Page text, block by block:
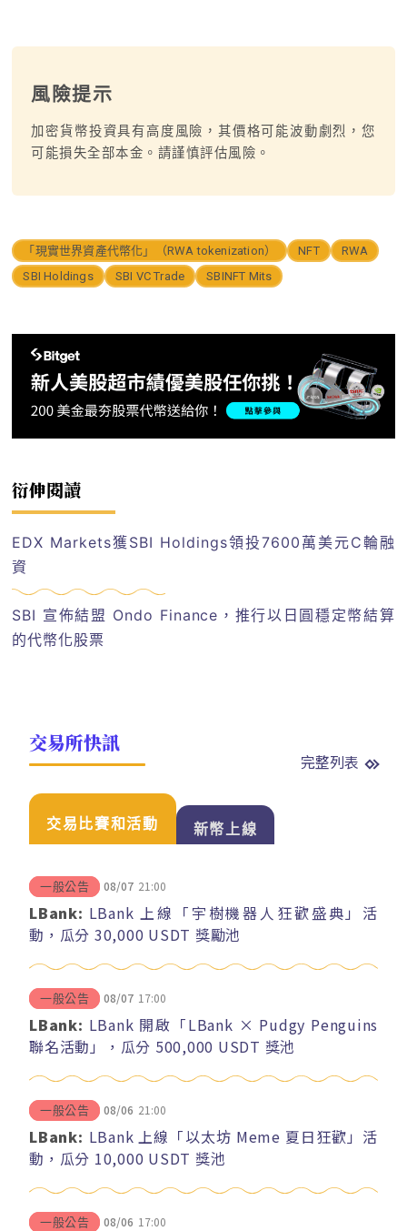
風險提示
加密貨幣投資具有高度風險，其價格可能波動劇烈，您
可能損失全部本金。請謹慎評估風險。
「現實世界資產代幣化」（RWA tokenization） NFT
RWA
SBI Holdings
SBI VC Trade SBINFT Mits
衍伸閱讀
EDX Markets獲SBI Holdings領投7600萬美元C輪融
資
SBI 宣佈結盟 Ondo Finance，推行以日圓穩定幣結算
的代幣化股票
交易所快訊
完整列表
交易比賽和活動 新幣上線
一般公告 08/07 21:00
LBank: LBank 上線「宇樹機器人狂歡盛典」活
動，瓜分 30,000 USDT 獎勵池
一般公告 08/07 17:00
LBank: LBank 開啟「LBank × Pudgy Penguins
聯名活動」，瓜分 500,000 USDT 獎池
一般公告 08/06 21:00
LBank: LBank 上線「以太坊 Meme 夏日狂歡」活
動，瓜分 10,000 USDT 獎池
一般公告 08/06 17:00